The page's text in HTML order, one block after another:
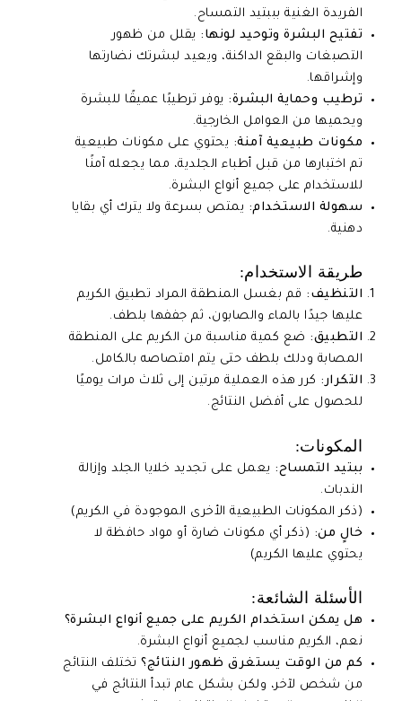
الفريدة الغنية بببتيد التمساح.
تفتيح البشرة وتوحيد لونها: يقلل من ظهور
التصبغات والبقع الداكنة، ويعيد لبشرتك نضارتها
وإشراقها.
ترطيب وحماية البشرة: يوفر ترطيبًا عميقًا للبشرة
ويحميها من العوامل الخارجية.
مكونات طبيعية آمنة: يحتوي على مكونات طبيعية
تم اختبارها من قبل أطباء الجلدية، مما يجعله آمنًا
للاستخدام على جميع أنواع البشرة.
سهولة الاستخدام: يمتص بسرعة ولا يترك أي بقايا
دهنية.
طريقة الاستخدام:
التنظيف: قم بغسل المنطقة المراد تطبيق الكريم
عليها جيدًا بالماء والصابون، ثم جففها بلطف.
التطبيق: ضع كمية مناسبة من الكريم على المنطقة
المصابة ودلك بلطف حتى يتم امتصاصه بالكامل.
التكرار: كرر هذه العملية مرتين إلى ثلاث مرات يوميًا
للحصول على أفضل النتائج.
المكونات:
ببتيد التمساح: يعمل على تجديد خلايا الجلد وإزالة
الندبات.
(ذكر المكونات الطبيعية الأخرى الموجودة في الكريم)
خالٍ من: (ذكر أي مكونات ضارة أو مواد حافظة لا
يحتوي عليها الكريم)
الأسئلة الشائعة:
هل يمكن استخدام الكريم على جميع أنواع البشرة؟
نعم، الكريم مناسب لجميع أنواع البشرة.
كم من الوقت يستغرق ظهور النتائج؟ تختلف النتائج
من شخص لآخر، ولكن بشكل عام تبدأ النتائج في